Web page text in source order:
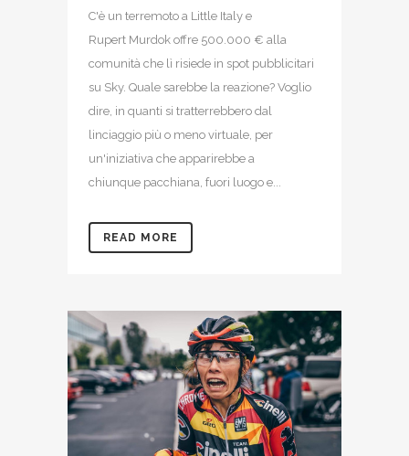
C'è un terremoto a Little Italy e
Rupert Murdok offre 500.000 € alla
comunità che lì risiede in spot pubblicitari
su Sky. Quale sarebbe la reazione? Voglio
dire, in quanti si tratterrebbero dal
linciaggio più o meno virtuale, per
un'iniziativa che apparirebbe a
chiunque pacchiana, fuori luogo e...
READ MORE